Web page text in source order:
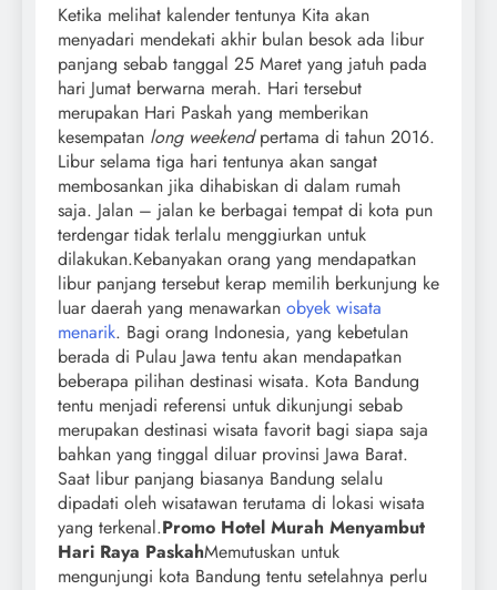
Ketika melihat kalender tentunya Kita akan
menyadari mendekati akhir bulan besok ada libur
panjang sebab tanggal 25 Maret yang jatuh pada
hari Jumat berwarna merah. Hari tersebut
merupakan Hari Paskah yang memberikan
kesempatan long weekendpertama di tahun 2016.
Libur selama tiga hari tentunya akan sangat
membosankan jika dihabiskan di dalam rumah
saja. Jalan – jalan ke berbagai tempat di kota pun
terdengar tidak terlalu menggiurkan untuk
dilakukan.Kebanyakan orang yang mendapatkan
libur panjang tersebut kerap memilih berkunjung ke
luar daerah yang menawarkan obyek wisata
menarik. Bagi orang Indonesia, yang kebetulan
berada di Pulau Jawa tentu akan mendapatkan
beberapa pilihan destinasi wisata. Kota Bandung
tentu menjadi referensi untuk dikunjungi sebab
merupakan destinasi wisata favorit bagi siapa saja
bahkan yang tinggal diluar provinsi Jawa Barat.
Saat libur panjang biasanya Bandung selalu
dipadati oleh wisatawan terutama di lokasi wisata
yang terkenal.Promo Hotel Murah Menyambut
Hari Raya PaskahMemutuskan untuk
mengunjungi kota Bandung tentu setelahnya perlu